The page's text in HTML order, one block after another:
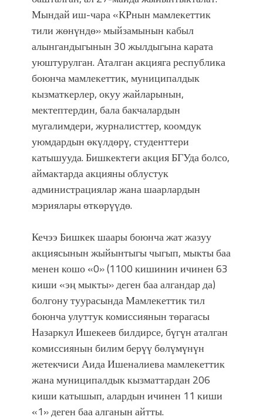
болмок”
Мындай иш-чара «КРнын мамлекеттик
тили жөнүндө» мыйзамынын кабыл
алынгандыгынын 30 жылдыгына карата
уюштурулган. Аталган акцияга республика
боюнча мамлекеттик, муниципалдык
кызматкерлер, окуу жайларынын,
мектептердин, бала бакчалардын
мугалимдери, журналисттер, коомдук
уюмдардын өкүлдөрү, студенттери
катышууда. Бишкектеги акция БГУда болсо,
аймактарда акцияны облустук
администрациялар жана шаарлардын
мэриялары өткөрүүдө.
Кечээ Бишкек шаары боюнча жат жазуу
акциясынын жыйынтыгы чыгып, мыкты баа
менен кошо «0» (1100 кишинин ичинен 63
киши «эң мыкты» деген баа алгандар да)
болгону туурасында Мамлекеттик тил
боюнча улуттук комиссиянын төрагасы
Назаркул Ишекеев билдирсе, бүгүн аталган
комиссиянын билим берүү бөлүмүнүн
жетекчиси Аида Ишеналиева мамлекеттик
жана муниципалдык кызматтардан 206
киши катышып, алардын ичинен 11 киши
«1» деген баа алганын айтты.